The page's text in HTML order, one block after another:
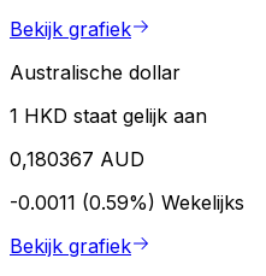
Bekijk grafiek
Australische dollar
1 HKD staat gelijk aan
0,180367 AUD
-0.0011 (0.59%) Wekelijks
Bekijk grafiek